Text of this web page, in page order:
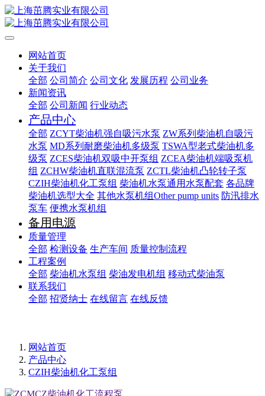
网站首页
关于我们
全部 公司简介 公司文化 发展历程 公司业务
新闻资讯
全部 公司新闻 行业动态
产品中心
全部 ZCYT柴油机强自吸污水泵 ZW系列柴油机自吸污
水泵 MD系列耐磨柴油机多级泵 TSWA型老式柴油机多
级泵 ZCES柴油机双吸中开泵组 ZCEA柴油机端吸泵机
组 ZCHW柴油机直联混流泵 ZCTL柴油机凸轮转子泵
CZIH柴油机化工泵组 柴油机水泵通用水泵配套 各品牌
柴油机选型大全 其他水泵机组Other pump units 防汛排水
泵车 便携水泵机组
备用电源
质量管理
全部 检测设备 生产车间 质量控制流程
工程案例
全部 柴油机水泵组 柴油发电机组 移动式柴油泵
联系我们
全部 招贤纳士 在线留言 在线反馈
网站首页
产品中心
CZIH柴油机化工泵组